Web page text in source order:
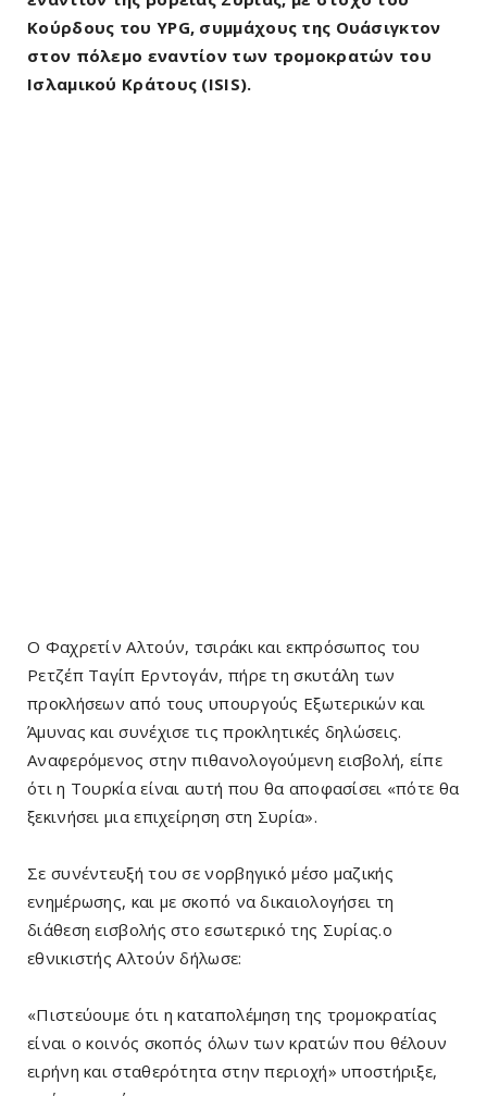
Κούρδους του YPG, συμμάχους της Ουάσιγκτον
στον πόλεμο εναντίον των τρομοκρατών του
Ισλαμικού Κράτους (ISIS).
O Φαχρετίν Αλτούν, τσιράκι και εκπρόσωπος του
Ρετζέπ Ταγίπ Ερντογάν, πήρε τη σκυτάλη των
προκλήσεων από τους υπουργούς Εξωτερικών και
Άμυνας και συνέχισε τις προκλητικές δηλώσεις.
Αναφερόμενος στην πιθανολογούμενη εισβολή, είπε
ότι η Τουρκία είναι αυτή που θα αποφασίσει «πότε θα
ξεκινήσει μια επιχείρηση στη Συρία».
Σε συνέντευξή του σε νορβηγικό μέσο μαζικής
ενημέρωσης, και με σκοπό να δικαιολογήσει τη
διάθεση εισβολής στο εσωτερικό της Συρίας.ο
εθνικιστής Αλτούν δήλωσε:
«Πιστεύουμε ότι η καταπολέμηση της τρομοκρατίας
είναι ο κοινός σκοπός όλων των κρατών που θέλουν
ειρήνη και σταθερότητα στην περιοχή» υποστήριξε,